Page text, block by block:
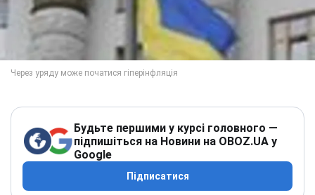
Будьте першими у курсі головного —
підпишіться на Новини на OBOZ.UA у
Google
Підписатися